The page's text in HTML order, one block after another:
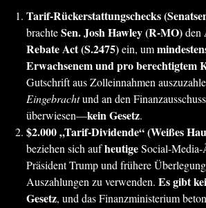
Tarif-Rückerstattungschecks
brachteSen. Josh Hawley (R-MO)den
Rebate Act (S.2475)ein, um
Erwachsenem und pro berechtigtem
Gutschrift aus Zolleinnahmen
Eingebrachtund an den
überwiesen—kein Gesetz.
$2.000 „Tarif-Dividende“ (Weißes
beziehen sich aufheutigeSocial-
Präsident Trump und frühere
Auszahlungen zu verwenden. Es gibt
Gesetz, und das Finanzministerium